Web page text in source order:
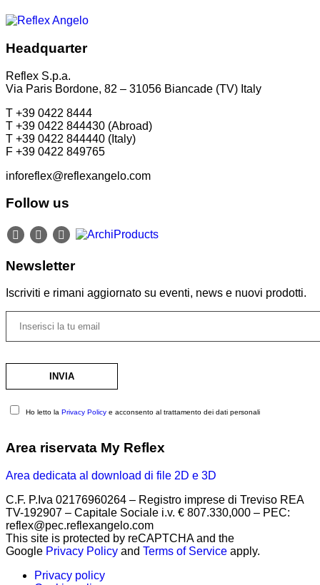
Headquarter
Reflex S.p.a.
Via Paris Bordone, 82 – 31056 Biancade (TV) Italy
T +39 0422 8444
T +39 0422 844430 (Abroad)
T +39 0422 844440 (Italy)
F +39 0422 849765
inforeflex@reflexangelo.com
Follow us
Newsletter
Iscriviti e rimani aggiornato su eventi, news e nuovi prodotti.
Ho letto la Privacy Policy e acconsento al trattamento dei dati personali
Area riservata My Reflex
Area dedicata al download di file 2D e 3D
C.F. P.Iva 02176960264 – Registro imprese di Treviso REA
TV-192907 – Capitale Sociale i.v. € 807.330,000 – PEC:
reflex@pec.reflexangelo.com
This site is protected by reCAPTCHA and the
Google Privacy Policy and Terms of Service apply.
Privacy policy